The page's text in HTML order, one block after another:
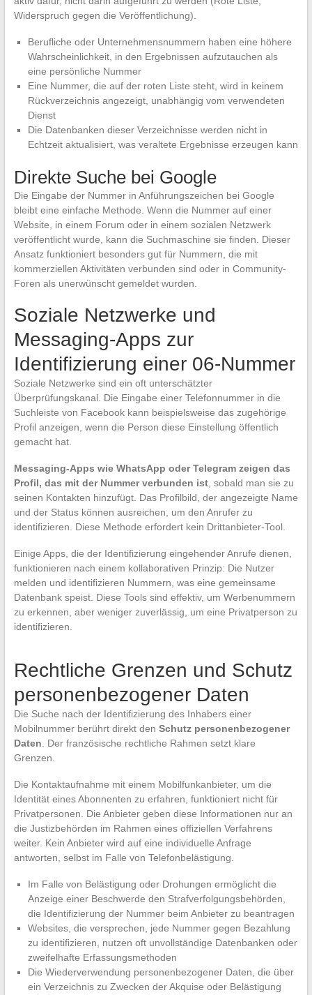
Widerspruch gegen die Veröffentlichung).
Berufliche oder Unternehmensnummern haben eine höhere
Wahrscheinlichkeit, in den Ergebnissen aufzutauchen als
eine persönliche Nummer
Eine Nummer, die auf der roten Liste steht, wird in keinem
Rückverzeichnis angezeigt, unabhängig vom verwendeten
Dienst
Die Datenbanken dieser Verzeichnisse werden nicht in
Echtzeit aktualisiert, was veraltete Ergebnisse erzeugen kann
Direkte Suche bei Google
Die Eingabe der Nummer in Anführungszeichen bei Google
bleibt eine einfache Methode. Wenn die Nummer auf einer
Website, in einem Forum oder in einem sozialen Netzwerk
veröffentlicht wurde, kann die Suchmaschine sie finden. Dieser
Ansatz funktioniert besonders gut für Nummern, die mit
kommerziellen Aktivitäten verbunden sind oder in Community-
Foren als unerwünscht gemeldet wurden.
Soziale Netzwerke und
Messaging-Apps zur
Identifizierung einer 06-Nummer
Soziale Netzwerke sind ein oft unterschätzter
Überprüfungskanal. Die Eingabe einer Telefonnummer in die
Suchleiste von Facebook kann beispielsweise das zugehörige
Profil anzeigen, wenn die Person diese Einstellung öffentlich
gemacht hat.
Messaging-Apps wie WhatsApp oder Telegram zeigen das
Profil, das mit der Nummer verbunden ist, sobald man sie zu
seinen Kontakten hinzufügt. Das Profilbild, der angezeigte Name
und der Status können ausreichen, um den Anrufer zu
identifizieren. Diese Methode erfordert kein Drittanbieter-Tool.
Einige Apps, die der Identifizierung eingehender Anrufe dienen,
funktionieren nach einem kollaborativen Prinzip: Die Nutzer
melden und identifizieren Nummern, was eine gemeinsame
Datenbank speist. Diese Tools sind effektiv, um Werbenummern
zu erkennen, aber weniger zuverlässig, um eine Privatperson zu
identifizieren.
Rechtliche Grenzen und Schutz
personenbezogener Daten
Die Suche nach der Identifizierung des Inhabers einer
Mobilnummer berührt direkt den Schutz personenbezogener
Daten . Der französische rechtliche Rahmen setzt klare
Grenzen.
Die Kontaktaufnahme mit einem Mobilfunkanbieter, um die
Identität eines Abonnenten zu erfahren, funktioniert nicht für
Privatpersonen. Die Anbieter geben diese Informationen nur an
die Justizbehörden im Rahmen eines offiziellen Verfahrens
weiter. Kein Anbieter wird auf eine individuelle Anfrage
antworten, selbst im Falle von Telefonbelästigung.
Im Falle von Belästigung oder Drohungen ermöglicht die
Anzeige einer Beschwerde den Strafverfolgungsbehörden,
die Identifizierung der Nummer beim Anbieter zu beantragen
Websites, die versprechen, jede Nummer gegen Bezahlung
zu identifizieren, nutzen oft unvollständige Datenbanken oder
zweifelhafte Erfassungsmethoden
Die Wiederverwendung personenbezogener Daten, die über
ein Verzeichnis zu Zwecken der Akquise oder Belästigung